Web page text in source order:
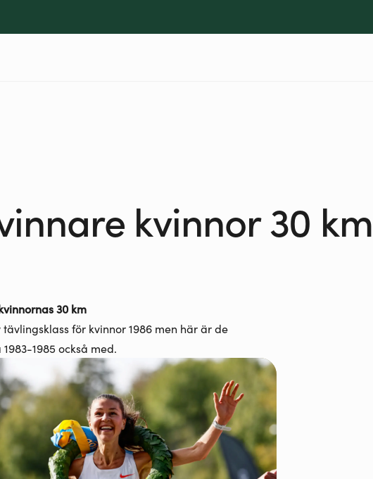
kvinnor 30 km
30 km
för kvinnor 1986 men här är de
1985 också med.